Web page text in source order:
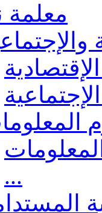
معلمة
الإقتصادية
الإجتماعية
...